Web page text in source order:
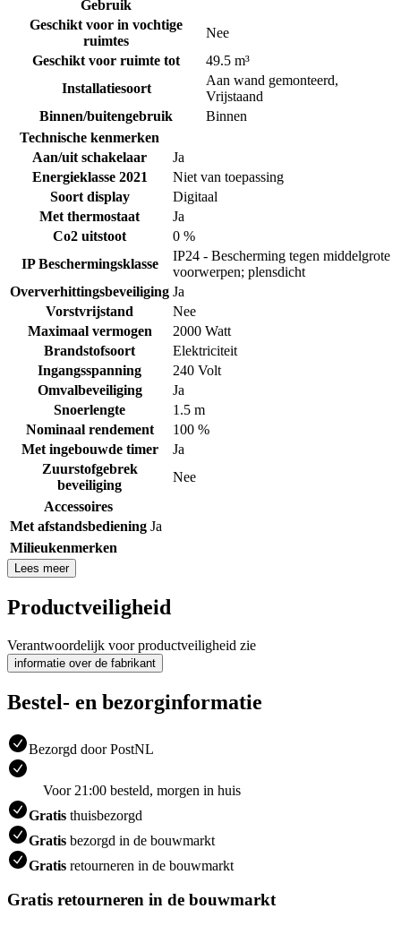
Gebruik
Geschikt voor in vochtige
ruimtes
Nee
Geschikt voor ruimte tot
49.5 m³
Installatiesoort
Aan wand gemonteerd,
Vrijstaand
Binnen/buitengebruik
Binnen
Technische kenmerken
Aan/uit schakelaar
Ja
Energieklasse 2021
Niet van toepassing
Soort display
Digitaal
Met thermostaat
Ja
Co2 uitstoot
0 %
IP Beschermingsklasse
IP24 - Bescherming tegen middelgrote
voorwerpen; plensdicht
Oververhittingsbeveiliging Ja
Vorstvrijstand
Nee
Maximaal vermogen
2000 Watt
Brandstofsoort
Elektriciteit
Ingangsspanning
240 Volt
Omvalbeveiliging
Ja
Snoerlengte
1.5 m
Nominaal rendement
100 %
Met ingebouwde timer
Ja
Zuurstofgebrek
beveiliging
Nee
Accessoires
Met afstandsbediening Ja
Milieukenmerken
Lees meer
Productveiligheid
Verantwoordelijk voor productveiligheid zie
informatie over de fabrikant
Bestel- en bezorginformatie
Bezorgd door PostNL
Voor 21:00 besteld, morgen in huis
Gratis thuisbezorgd
Gratis bezorgd in de bouwmarkt
Gratis retourneren in de bouwmarkt
Gratis retourneren in de bouwmarkt